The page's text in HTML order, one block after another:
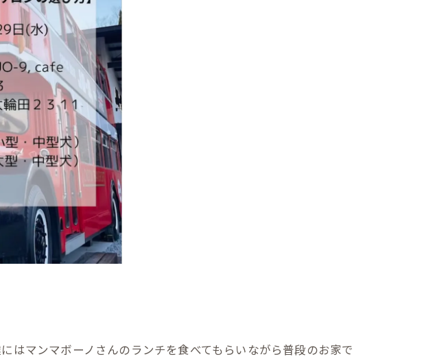
はマンマボーノさんのランチを食べてもらいながら普段のお家で